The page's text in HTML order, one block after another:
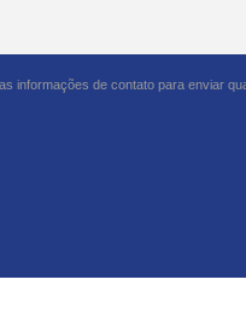
informações de contato para enviar